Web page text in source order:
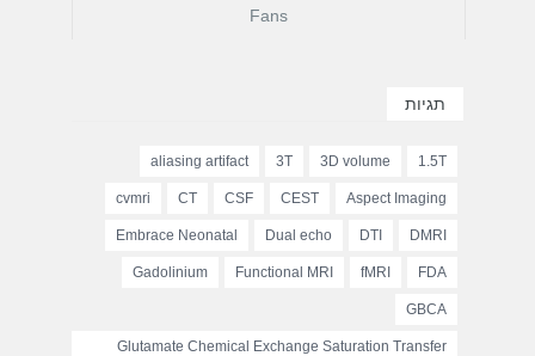
Fans
תגיות
1.5T
3D volume
3T
aliasing artifact
Aspect Imaging
CEST
CSF
CT
cvmri
DMRI
DTI
Dual echo
Embrace Neonatal
FDA
fMRI
Functional MRI
Gadolinium
GBCA
Glutamate Chemical Exchange Saturation Transfer